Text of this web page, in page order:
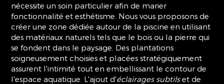
nécessite un soin particulier afin de marier
fonctionnalité et esthétisme. Nous vous proposons de
créer une zone dédiée autour de la piscine en utilisant
des matériaux naturels tels que le bois ou la pierre qui
se fondent dans le paysage. Des plantations
soigneusement choisies et placées stratégiquement
assurent l'intimité tout en embellissant le contour de
l'espace aquatique. L'ajout d'éclairages subtilset de